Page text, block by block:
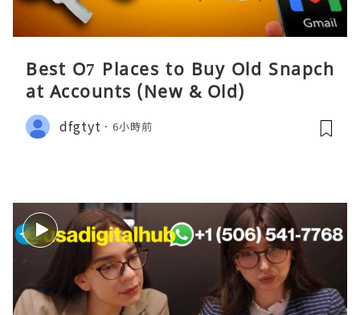
Best O7 Places to Buy Old Snapch
at Accounts (New & Old)
dfgtyt 6小時前